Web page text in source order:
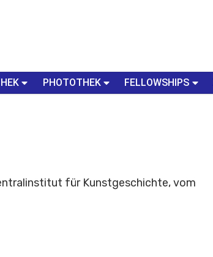
PHOTOTHEK FELLOWSHIPS
für Kunstgeschichte, vom